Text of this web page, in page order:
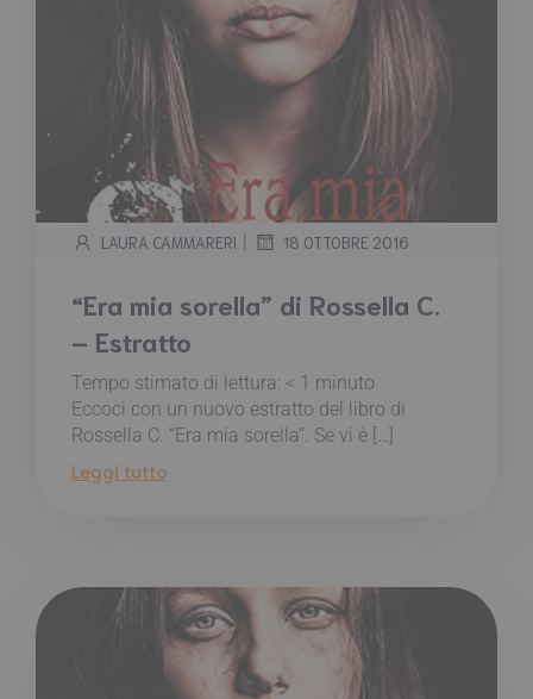
LAURA CAMMARERI | 18 OTTOBRE 2016
“Era mia sorella” di Rossella C.
– Estratto
Tempo stimato di lettura: < 1 minuto
Eccoci con un nuovo estratto del libro di
Rossella C. “Era mia sorella”. Se vi è […]
Leggi tutto